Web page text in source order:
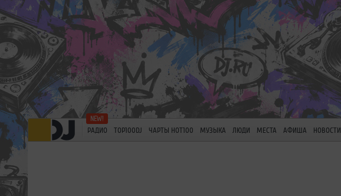
РАДИО TOP100DJ ЧАРТЫ HOT100 МУЗЫКА ЛЮДИ МЕСТА АФИША НОВОСТИ